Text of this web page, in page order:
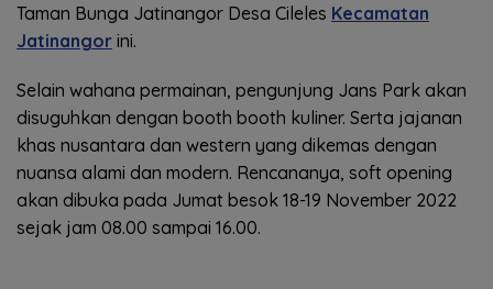
Taman Bunga Jatinangor Desa Cileles Kecamatan
Jatinangor ini.
Selain wahana permainan, pengunjung Jans Park akan
disuguhkan dengan booth booth kuliner. Serta jajanan
khas nusantara dan western yang dikemas dengan
nuansa alami dan modern. Rencananya, soft opening
akan dibuka pada Jumat besok 18-19 November 2022
sejak jam 08.00 sampai 16.00.